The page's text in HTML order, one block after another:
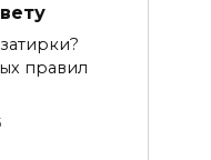
правил